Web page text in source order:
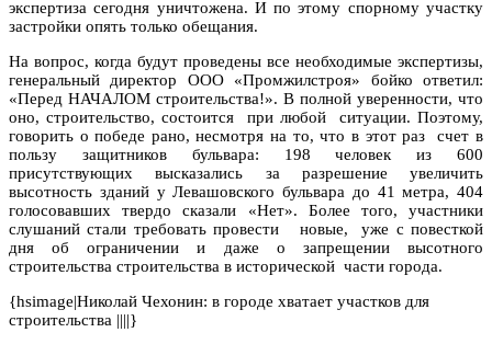
экспертиза сегодня уничтожена. И по этому спорному участку
застройки опять только обещания.
На вопрос, когда будут проведены все необходимые экспертизы,
генеральный директор ООО «Промжилстроя» бойко ответил:
«Перед НАЧАЛОМ строительства!». В полной уверенности, что
оно, строительство, состоится при любой ситуации. Поэтому,
говорить о победе рано, несмотря на то, что в этот раз счет в
пользу защитников бульвара: 198 человек из 600
присутствующих высказались за разрешение увеличить
высотность зданий у Левашовского бульвара до 41 метра, 404
голосовавших твердо сказали «Нет». Более того, участники
слушаний стали требовать провести новые, уже с повесткой
дня об ограничении и даже о запрещении высотного
строительства строительства в исторической части города.
{hsimage|Николай Чехонин: в городе хватает участков для
строительства ||||}